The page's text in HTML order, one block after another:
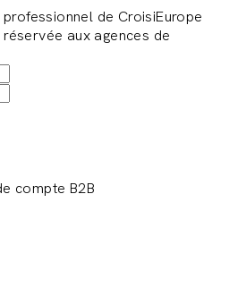
de CroisiEurope
aux agences de
compte B2B